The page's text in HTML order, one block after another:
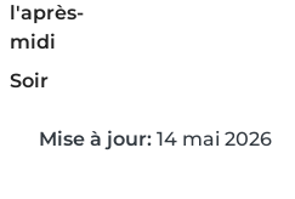
l'après-
midi
Soir
Mise à jour: 14 mai 2026